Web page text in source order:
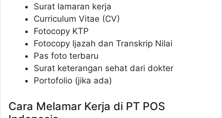
Surat lamaran kerja
Curriculum Vitae (CV)
Fotocopy KTP
Fotocopy Ijazah dan Transkrip Nilai
Pas foto terbaru
Surat keterangan sehat dari dokter
Portofolio (jika ada)
Cara Melamar Kerja di PT POS